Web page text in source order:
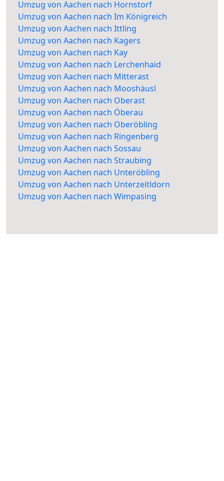
Umzug von Aachen nach Hornstorf
Umzug von Aachen nach Im Königreich
Umzug von Aachen nach Ittling
Umzug von Aachen nach Kagers
Umzug von Aachen nach Kay
Umzug von Aachen nach Lerchenhaid
Umzug von Aachen nach Mitterast
Umzug von Aachen nach Mooshäusl
Umzug von Aachen nach Oberast
Umzug von Aachen nach Öberau
Umzug von Aachen nach Oberöbling
Umzug von Aachen nach Ringenberg
Umzug von Aachen nach Sossau
Umzug von Aachen nach Straubing
Umzug von Aachen nach Unteröbling
Umzug von Aachen nach Unterzeitldorn
Umzug von Aachen nach Wimpasing